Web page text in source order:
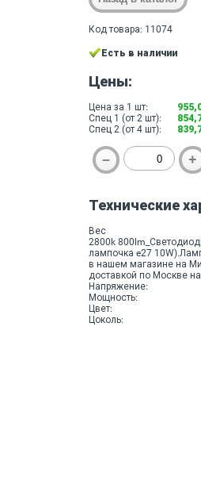
Код товара: 11074
Есть в наличии
Цены:
Цена за 1 шт:
Спец 1 (от 2 шт):
Спец 2 (от 4 шт):
Технические
Вес
2800k
лампочка e27
в нашем магазине на
доставкой по Москве
Напряжение:
Мощность:
Цвет:
Цоколь: